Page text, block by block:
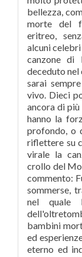
bellezza,
morte del
eritreo,
alcuni
canzone di
deceduto
sarai
vivo. Dieci
ancora di
hanno la
profondo, o
riflettere su
virale la
crollo del
commento:
sommerse,
nel quale
bambini
ed
eterno ed